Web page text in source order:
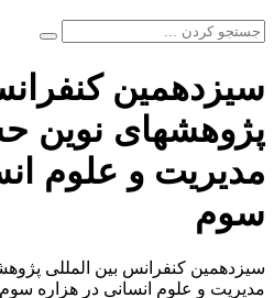
سیزدهمین
پژوهشهای نوین
مدیریت و علوم
سوم
سیزدهمین کنفرانس بین المللی